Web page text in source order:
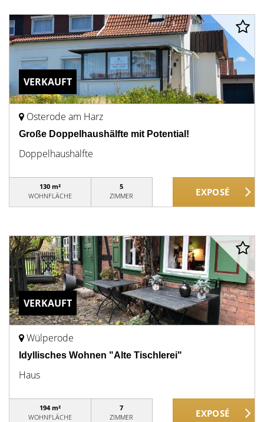
VERKAUFT
Osterode am Harz
Große Doppelhaushälfte mit Potential!
Doppelhaushälfte
130 m²
WOHNFLÄCHE
5
ZIMMER
VERKAUFT
Wülperode
Idyllisches Wohnen "Alte Tischlerei"
Haus
194 m²
WOHNFLÄCHE
7
ZIMMER